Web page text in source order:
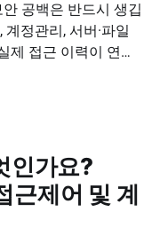
공백은 반드시 생깁
제 접근 이력이 연결
근제어 및 계정관리
인가요?
근제어 및 계